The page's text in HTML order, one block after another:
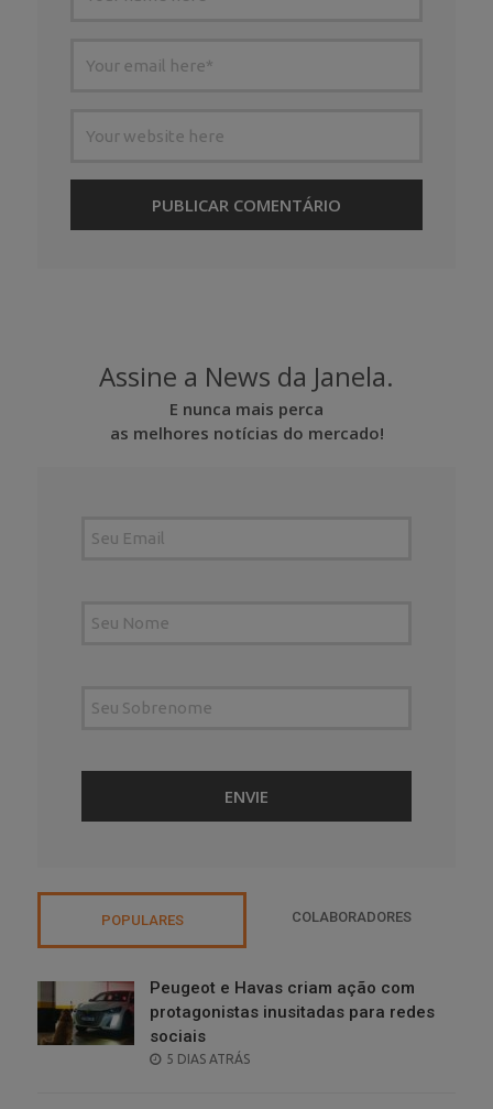
Assine a News da Janela.
E nunca mais perca
as melhores notícias do mercado!
POPULARES COLABORADORES
Peugeot e Havas criam ação com
protagonistas inusitadas para redes
sociais
POSTED
5 DIAS ATRÁS